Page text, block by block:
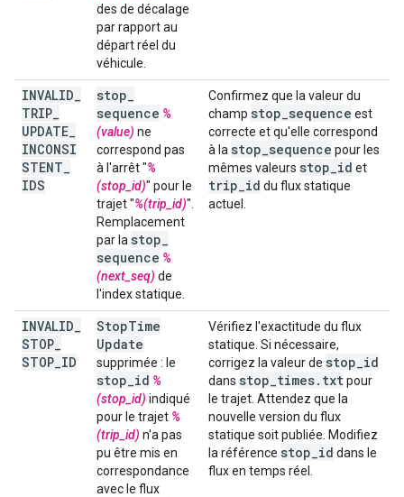
des de décalage
par rapport au
départ réel du
véhicule.
INVALID
TRIP
UPDATE
INCONSI
STENT
IDS
stop
sequence %
(value) ne
correspond pas
à l'arrêt "%
(stop_id)" pour le
trajet "%(trip_id)".
Remplacement
par la stop
sequence %
(next_seq) de
l'index statique.
Confirmez que la valeur du
champ stop sequence est
correcte et qu'elle correspond
à la stop sequence pour les
mêmes valeurs stop id et
trip id du flux statique
actuel.
INVALID
STOP
STOP ID
StopTime
Update
supprimée : le
stop id %
(stop_id) indiqué
pour le trajet %
(trip_id) n'a pas
pu être mis en
correspondance
avec le flux
Vérifiez l'exactitude du flux
statique. Si nécessaire,
corrigez la valeur de stop id
dans stop times. txtpour
le trajet. Attendez que la
nouvelle version du flux
statique soit publiée. Modifiez
la référence stop id dans le
flux en temps réel.